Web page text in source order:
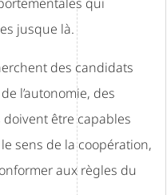
jusque là.
des candidats
l’autonomie, des
être capables
sens de la coopération,
aux règles du